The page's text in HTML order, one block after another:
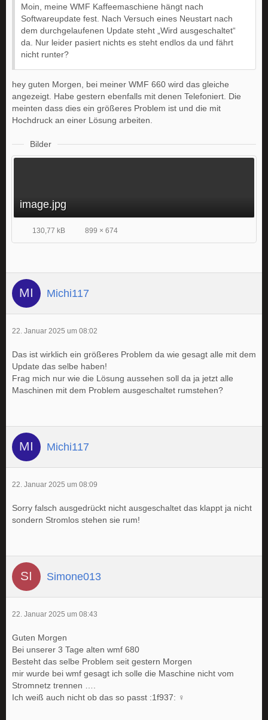
Moin, meine WMF Kaffeemaschiene hängt nach
Softwareupdate fest. Nach Versuch eines Neustart nach
dem durchgelaufenen Update steht „Wird ausgeschaltet“
da. Nur leider pasiert nichts es steht endlos da und fährt
nicht runter?
hey guten Morgen, bei meiner WMF 660 wird das gleiche
angezeigt. Habe gestern ebenfalls mit denen Telefoniert. Die
meinten dass dies ein größeres Problem ist und die mit
Hochdruck an einer Lösung arbeiten.
Bilder
image.jpg
130,77 kB 899 × 674
Michi117
22. Januar 2025 um 08:02
Das ist wirklich ein größeres Problem da wie gesagt alle mit dem
Update das selbe haben!
Frag mich nur wie die Lösung aussehen soll da ja jetzt alle
Maschinen mit dem Problem ausgeschaltet rumstehen?
Michi117
22. Januar 2025 um 08:09
Sorry falsch ausgedrückt nicht ausgeschaltet das klappt ja nicht
sondern Stromlos stehen sie rum!
Simone013
22. Januar 2025 um 08:43
Guten Morgen
Bei unserer 3 Tage alten wmf 680
Besteht das selbe Problem seit gestern Morgen
mir wurde bei wmf gesagt ich solle die Maschine nicht vom
Stromnetz trennen ….
Ich weiß auch nicht ob das so passt :1f937: ‍♀️